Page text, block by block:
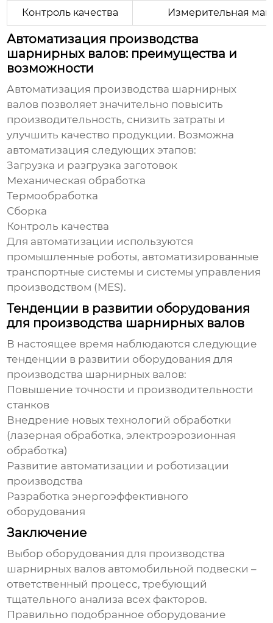
Контроль качества Измерительная
Автоматизация производства
шарнирных валов: преимущества и
возможности
Автоматизация производства шарнирных
валов позволяет значительно повысить
производительность, снизить затраты и
улучшить качество продукции. Возможна
автоматизация следующих этапов:
Загрузка и разгрузка заготовок
Механическая обработка
Термообработка
Сборка
Контроль качества
Для автоматизации используются
промышленные роботы, автоматизированные
транспортные системы и системы управления
производством (MES).
Тенденции в развитии оборудования
для производства шарнирных валов
В настоящее время наблюдаются следующие
тенденции в развитии оборудования для
производства шарнирных валов:
Повышение точности и производительности
станков
Внедрение новых технологий обработки
(лазерная обработка, электроэрозионная
обработка)
Развитие автоматизации и роботизации
производства
Разработка энергоэффективного
оборудования
Заключение
Выбор оборудования для производства
шарнирных валов автомобильной подвески –
ответственный процесс, требующий
тщательного анализа всех факторов.
Правильно подобранное оборудование